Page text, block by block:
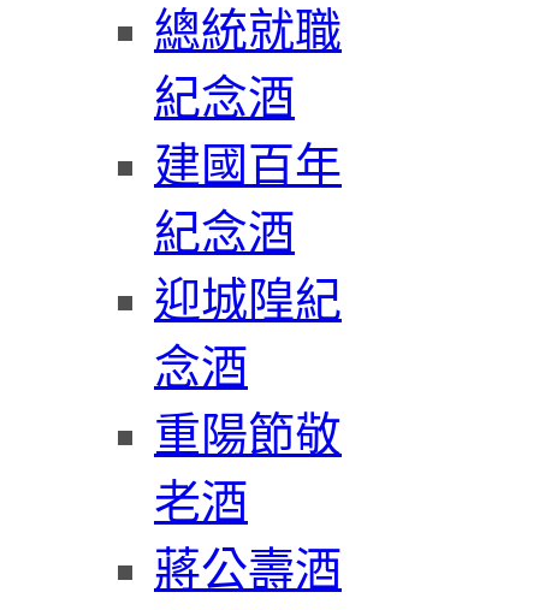
總統就職
紀念酒
建國百年
紀念酒
迎城隍紀
念酒
重陽節敬
老酒
蔣公壽酒